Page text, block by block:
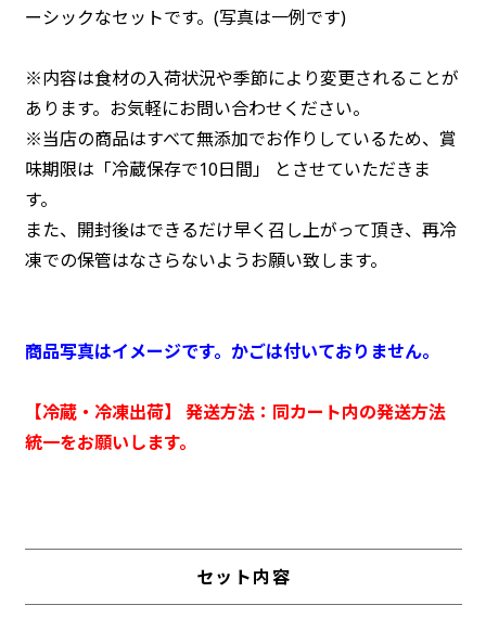
ーシックなセットです。(写真は一例です)
※内容は食材の入荷状況や季節により変更されることが
あります。お気軽にお問い合わせください。
※当店の商品はすべて無添加でお作りしているため、賞
味期限は「冷蔵保存で10日間」 とさせていただきま
す。
また、開封後はできるだけ早く召し上がって頂き、再冷
凍での保管はなさらないようお願い致します。
商品写真はイメージです。かごは付いておりません。
【冷蔵・冷凍出荷】 発送方法：同カート内の発送方法
統一をお願いします。
セット内容